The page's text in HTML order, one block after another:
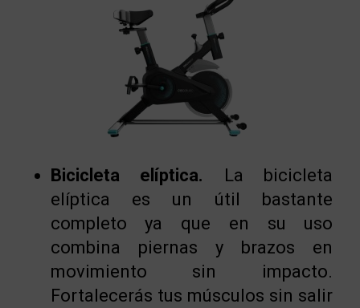
Bicicleta elíptica. La bicicleta
elíptica es un útil bastante
completo ya que en su uso
combina piernas y brazos en
movimiento sin impacto.
Fortalecerás tus músculos sin salir